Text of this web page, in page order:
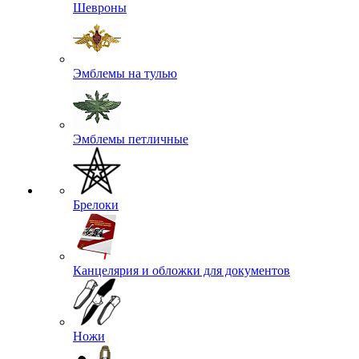
Шевроны
Эмблемы на тулью
Эмблемы петличные
Брелоки
Канцелярия и обложки для документов
Ножи